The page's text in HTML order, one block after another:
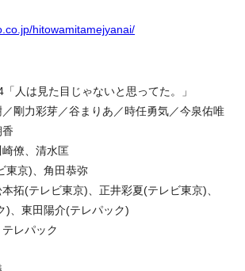
hitowamitamejyanai/
人は見た目じゃないと思ってた。」
剛力彩芽／谷まりあ／時任勇気／今泉佑唯
僚、清水匡
東京)、角田恭弥
拓(テレビ東京)、正井彩夏(テレビ東京)、
)、東田陽介(テレパック)
レパック